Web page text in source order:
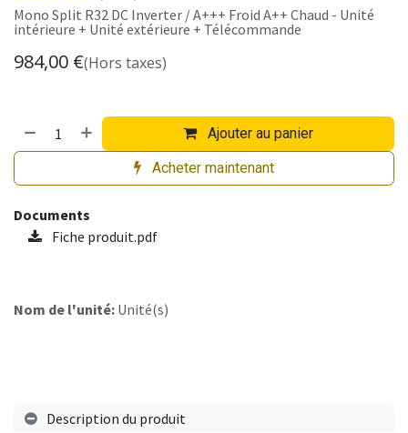
Mono Split R32 DC Inverter / A+++ Froid A++ Chaud - Unité
intérieure + Unité extérieure + Télécommande
984,00 €(Hors taxes)
Ajouter au panier
Acheter maintenant
Documents
Fiche produit.pdf
Nom de l'unité: Unité(s)
Description du produit